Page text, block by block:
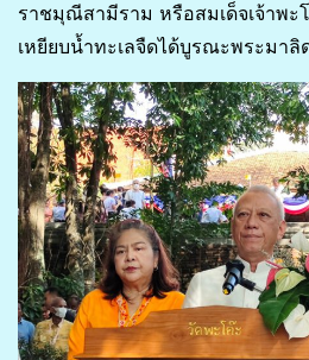
ราชมุณีสามีราม หรือสมเด็จเจ้าพะ
เหยียบน้ำทะเลจืดได้บูรณะพระมาลิ